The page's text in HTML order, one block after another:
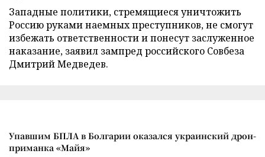
Западные политики, стремящиеся уничтожить
Россию руками наемных преступников, не смогут
избежать ответственности и понесут заслуженное
наказание, заявил зампред российского Совбеза
Дмитрий Медведев.
Упавшим БПЛА в Болгарии оказался украинский дрон-
приманка «Майя»